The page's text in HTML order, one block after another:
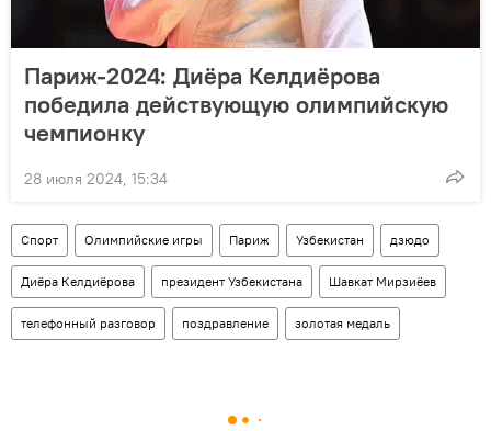
Париж-2024: Диёра Келдиёрова
победила действующую олимпийскую
чемпионку
28 июля 2024, 15:34
Спорт Олимпийские игры Париж Узбекистан дзюдо
Диёра Келдиёрова президент Узбекистана Шавкат Мирзиёев
телефонный разговор поздравление золотая медаль